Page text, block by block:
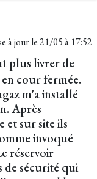
à jour le21/05 à 17:52
plus livrer de
en cour fermée.
m'a installé
Après
et sur site ils
invoqué
réservoir
de sécurité qui